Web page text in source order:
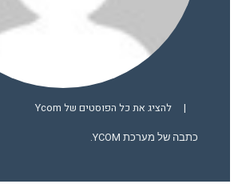
| להציג את כל הפוסטים של Ycom
כתבה של מערכת YCOM.